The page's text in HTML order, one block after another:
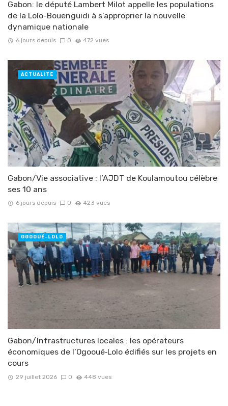
Gabon: le député Lambert Milot appelle les populations
de la Lolo-Bouenguidi à s’approprier la nouvelle
dynamique nationale
6 jours depuis 0 472 vues
Gabon/Vie associative : l’AJDT de Koulamoutou célèbre
ses 10 ans
6 jours depuis 0 423 vues
ACTUALITÉ
Gabon/Infrastructures locales : les opérateurs
économiques de l’Ogooué‑Lolo édifiés sur les projets en
cours
29 juillet 2026 0 448 vues
OGOOUÉ-LOLO